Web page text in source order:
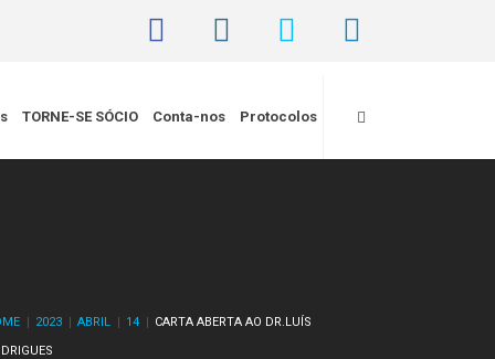
TORNE-SE SÓCIO Conta-nos Protocolos
2023 ABRIL 14
CARTA ABERTA AO DR.LUÍS